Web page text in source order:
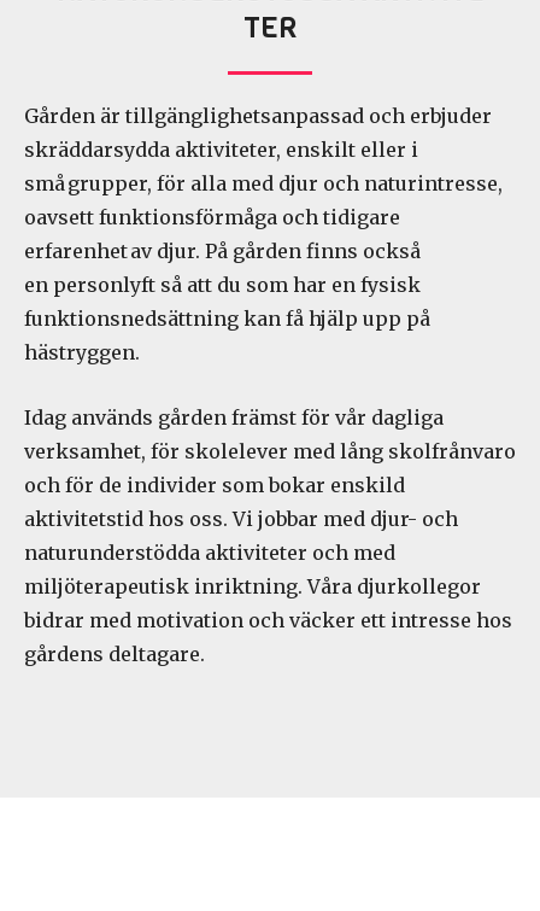
TER
Gården är tillgänglighetsanpassad och erbjuder
skräddarsydda aktiviteter, enskilt eller i
små grupper, för alla med djur och naturintresse,
oavsett funktionsförmåga och tidigare
erfarenhet av djur. På gården finns också
en personlyft så att du som har en fysisk
funktionsnedsättning kan få hjälp upp på
hästryggen.
Idag används gården främst för vår dagliga
verksamhet, för skolelever med lång skolfrånvaro
och för de individer som bokar enskild
aktivitetstid hos oss. Vi jobbar med djur- och
naturunderstödda aktiviteter och med
miljöterapeutisk inriktning. Våra djurkollegor
bidrar med motivation och väcker ett intresse hos
gårdens deltagare.